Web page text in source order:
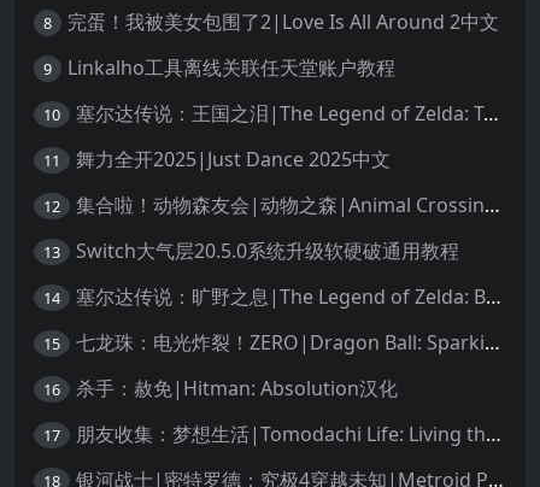
8 完蛋！我被美女包围了2|Love Is All Around 2中文
9 Linkalho工具离线关联任天堂账户教程
10 塞尔达传说：王国之泪|The Legend of Zelda: Tears of the Kingdom中文
11 舞力全开2025|Just Dance 2025中文
12 集合啦！动物森友会|动物之森|Animal Crossing: New Horizons中文
13 Switch大气层20.5.0系统升级软硬破通用教程
14 塞尔达传说：旷野之息|The Legend of Zelda: Breath of the Wild中文
15 七龙珠：电光炸裂！ZERO|Dragon Ball: Sparking! Zero中文
16 杀手：赦免|Hitman: Absolution汉化
17 朋友收集：梦想生活|Tomodachi Life: Living the Dream中文
18 银河战士|密特罗德：究极4穿越未知|Metroid Prime 4: Beyond中文